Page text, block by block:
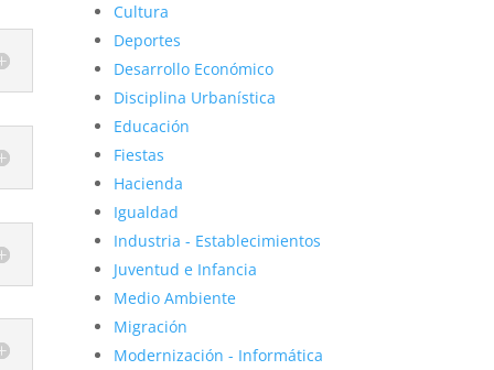
Cultura
Deportes
Desarrollo Económico
Disciplina Urbanística
Educación
Fiestas
Hacienda
Igualdad
Industria - Establecimientos
Juventud e Infancia
Medio Ambiente
Migración
Modernización - Informática